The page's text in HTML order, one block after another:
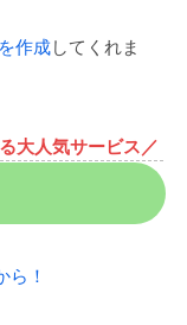
作成してくれま
大人気サービス／
ら！